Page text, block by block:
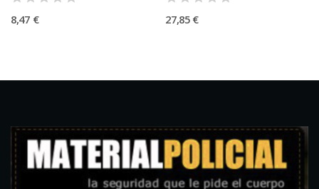
8,47 € 27,85 €